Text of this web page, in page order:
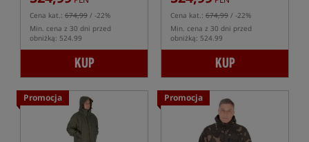
Cena kat.: 674,99 / -22%
Min. cena z 30 dni przed
obniżką: 524.99
KUP
Cena kat.: 674,99 / -22%
Min. cena z 30 dni przed
obniżką: 524.99
KUP
Promocja Promocja